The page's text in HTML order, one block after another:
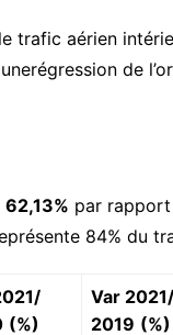
trafic aérien
de
62,13% par
84% du
(%)
Var 2021/
2019 (%)